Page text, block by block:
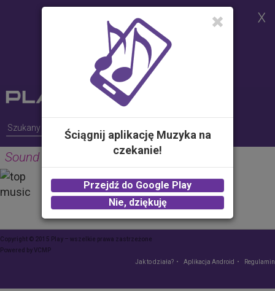
celu realizacji usług i zgodnie z
Polityką Plików Cookies.
Możesz określić warunki
przechowywania lub dostępu do
plików cookies w Twojej
przeglądarce
Sound Effect-Gun
PROPOLIS MEDIA
2.00 zł -KUP
Copyright © 2015 Play – wszelkie prawa zastrzeżone
Powered byVCMP
Jak to działa?
Aplikacja Android Regulamin
Ściągnij aplikację Muzyka na
czekanie!
Przejdź do Google Play
Nie, dziękuję